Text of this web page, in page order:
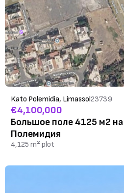
Kato Polemidia, Limassol23739
€4,100,000
Большое поле 4125 м2
Полемидия
4,125 m² plot